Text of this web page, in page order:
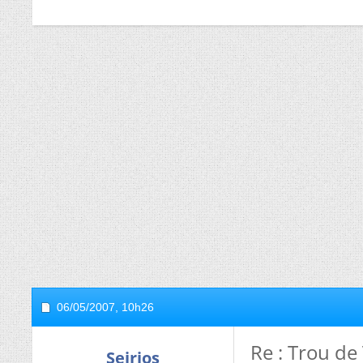
06/05/2007, 10h26
Seirios Re : Trou de